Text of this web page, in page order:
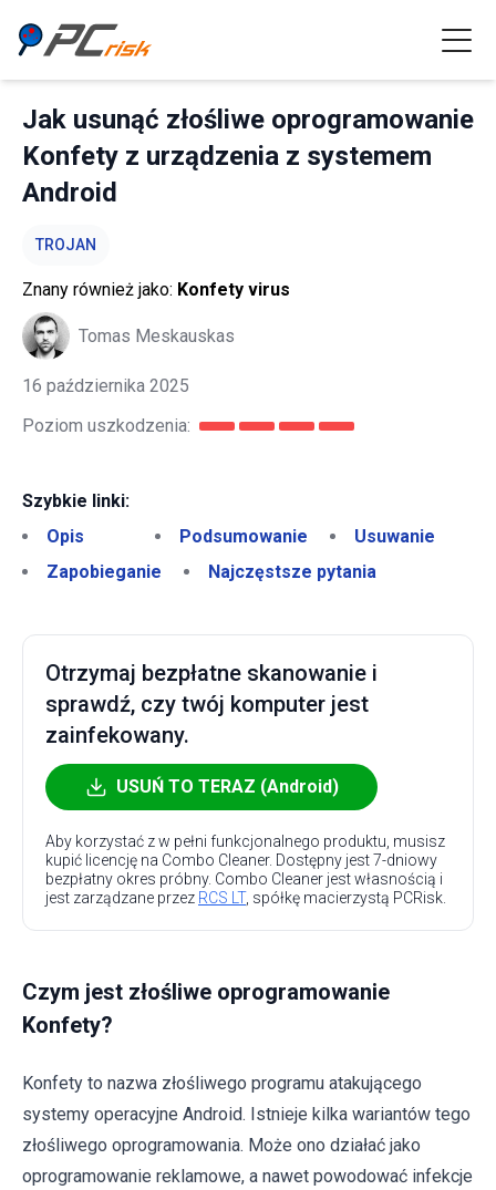
Jak usunąć złośliwe oprogramowanie
Konfety z urządzenia z systemem
Android
TROJAN
Znany również jako: Konfety virus
Tomas Meskauskas
16 października 2025
Poziom uszkodzenia:
Szybkie linki:
Opis
Podsumowanie
Usuwanie
Zapobieganie
Najczęstsze pytania
Otrzymaj bezpłatne skanowanie i
sprawdź, czy twój komputer jest
zainfekowany.
USUŃ TO TERAZ (Android)
Aby korzystać z w pełni funkcjonalnego produktu, musisz
kupić licencję na Combo Cleaner. Dostępny jest 7-dniowy
bezpłatny okres próbny. Combo Cleaner jest własnością i
jest zarządzane przez RCS LT, spółkę macierzystą PCRisk.
Czym jest złośliwe oprogramowanie
Konfety?
Konfety to nazwa złośliwego programu atakującego
systemy operacyjne Android. Istnieje kilka wariantów tego
złośliwego oprogramowania. Może ono działać jako
oprogramowanie reklamowe, a nawet powodować infekcje